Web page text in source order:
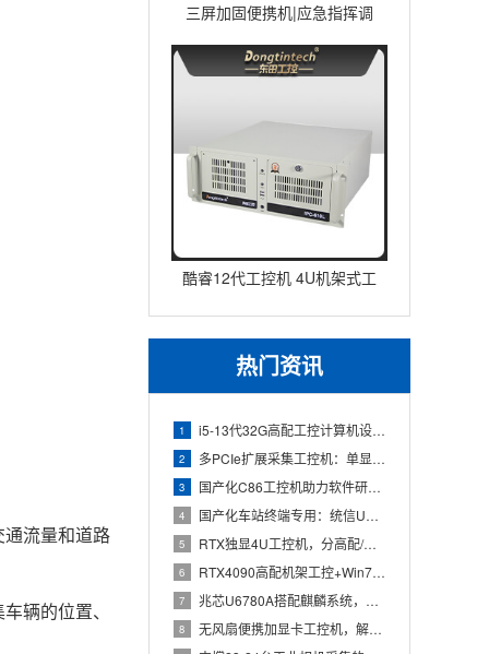
三屏加固便携机|应急指挥调
度台移动终端|DTG-U1713-
酷睿12代工控机 4U机架式工
业控制器 DT-610L-IZ
热门资讯
1 i5-13代32G高配工控计算机设备，智能制造工位整机显示成
2 多PCIe扩展采集工控机：单显卡+多路采集卡高性价比方案
3 国产化C86工控机助力软件研发：从需求分析到落地部署
4 国产化车站终端专用：统信UOS兆芯八核嵌入式轨交工控机落地方
5 RTX独显4U工控机，分高配/低配适配无人机作业全场景
6 RTX4090高配机架工控+Win7加固笔记本，航空测控硬件
7 兆芯U6780A搭配麒麟系统，国产化工控机赋能航站楼航显调度
8 无风扇便携加显卡工控机，解决户外高波特率串口采集难题
流量和道路
辆的位置、